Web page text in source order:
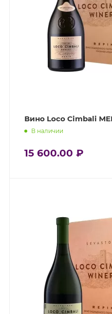
Вино Loco Cimbali
В наличии
15 600.00 ₽